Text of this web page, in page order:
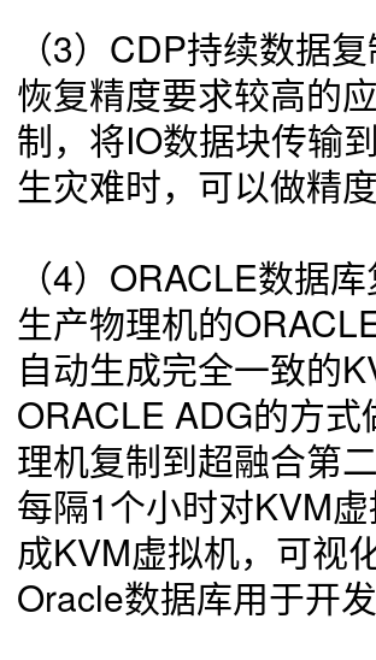
（3） CDP持续数据复
恢复精度要求较高的
制，将IO数据块传输
生灾难时，可以做精
（4） ORACLE数据库
生产物理机的
自动生成完全一致的
ORACLE ADG的方
理机复制到超融合第
每隔1个小时对KVM
成KVM虚拟机，可视
Oracle数据库用于开